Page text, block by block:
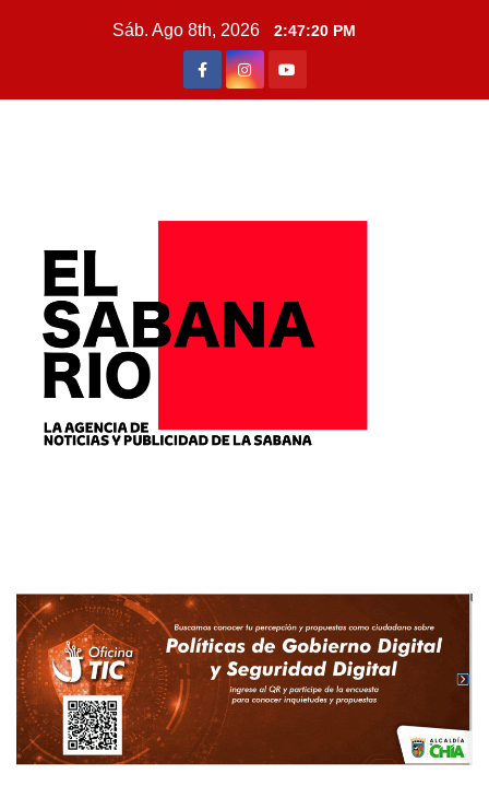
Sáb. Ago 8th, 2026 2:47:22 PM